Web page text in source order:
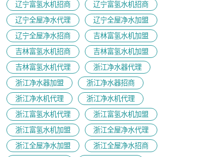
辽宁富氢水机招商
辽宁富氢水机招商
辽宁全屋净水代理
辽宁全屋净水加盟
辽宁全屋净水招商
吉林富氢水机加盟
吉林富氢水机招商
吉林富氢水机加盟
吉林富氢水机代理
浙江净水器代理
浙江净水器加盟
浙江净水器招商
浙江净水机代理
浙江净水机代理
浙江富氢水机代理
浙江富氢水机加盟
浙江富氢水机加盟
浙江全屋净水代理
浙江全屋净水加盟
浙江全屋净水招商